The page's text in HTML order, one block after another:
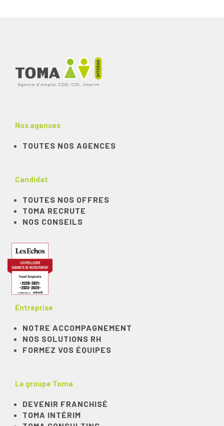
Nos agences
TOUTES NOS AGENCES
Candidat
TOUTES NOS OFFRES
TOMA RECRUTE
NOS CONSEILS
Entreprise
NOTRE ACCOMPAGNEMENT
NOS SOLUTIONS RH
FORMEZ VOS ÉQUIPES
Le groupe Toma
DEVENIR FRANCHISÉ
TOMA INTÉRIM